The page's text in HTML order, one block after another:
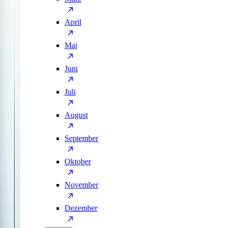
April
Mai
Juni
Juli
August
September
Oktober
November
Dezember